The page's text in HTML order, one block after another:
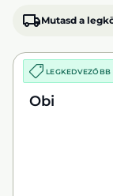
Mutasd a
LEGKEDVEZŐBB
Obi